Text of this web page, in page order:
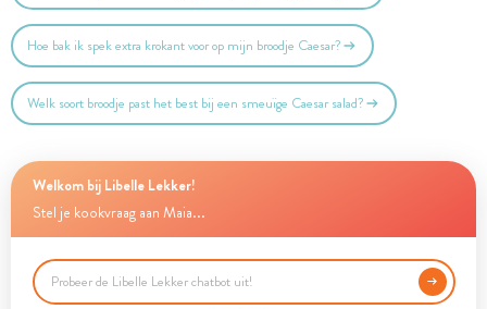
Hoe bak ik spek extra krokant voor op mijn broodje Caesar?
Welk soort broodje past het best bij een smeuïge Caesar salad?
Welkom bij Libelle Lekker!
Stel je kookvraag aan Maia...